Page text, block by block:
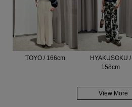
TOYO / 166cm
HYAKUSOKU /
158cm
View More